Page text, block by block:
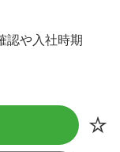
認や入社時期